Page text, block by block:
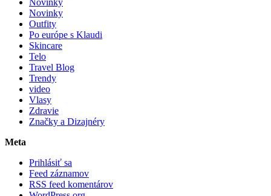
Novinky
Novinky
Outfity
Po európe s Klaudi
Skincare
Telo
Travel Blog
Trendy
video
Vlasy
Zdravie
Značky a Dizajnéry
Meta
Prihlásiť sa
Feed záznamov
RSS feed komentárov